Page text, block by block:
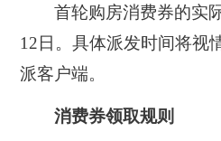
首轮购房消费券的实际
12日。具体派发时间将视
派客户端。
消费券领取规则